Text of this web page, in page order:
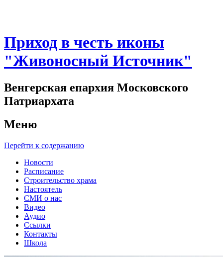
Приход в честь иконы
"Живоносный Источник"
Венгерская епархия Московского
Патриархата
Меню
Перейти к содержанию
Новости
Расписание
Строительство храма
Настоятель
СМИ о нас
Видео
Аудио
Ссылки
Контакты
Школа